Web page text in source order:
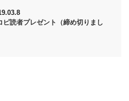
ピ読者プレゼント（締め切りまし